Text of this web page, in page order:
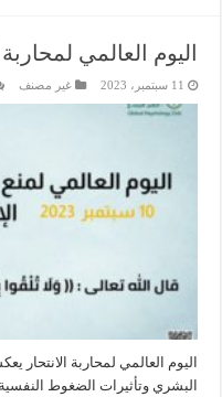
اليوم العالمي لمحاربة
11 سبتمبر، 2023 غير مصنف
اليوم العالمي لمحاربة
البشري وتأثيرات الضغوط